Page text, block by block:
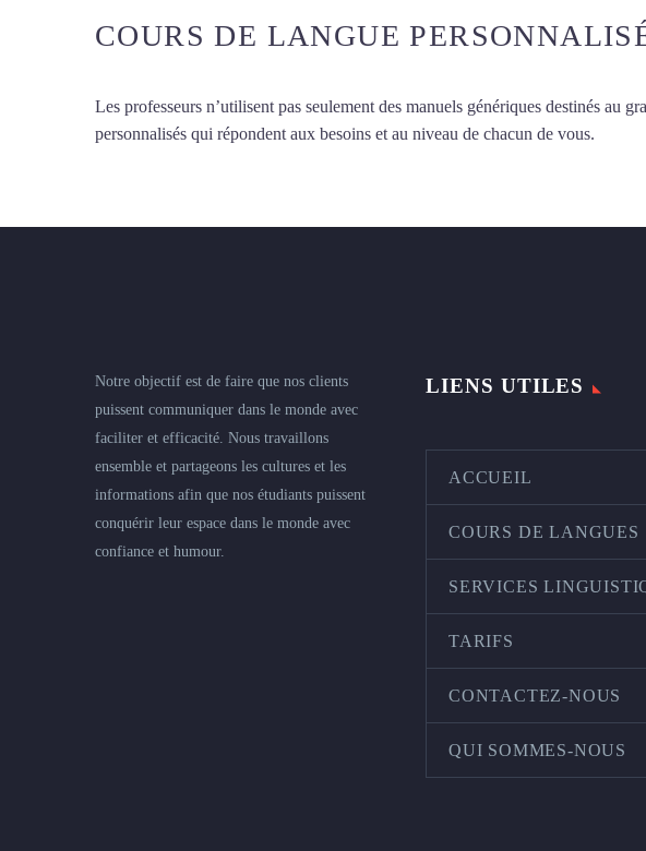
COURS DE LANGUE
Les professeurs n’utilisent pas seulement des manuels génériques destinés au
personnalisés qui répondent aux besoins et au niveau de chacun de vous.
Notre objectif est de faire que nos clients
puissent communiquer dans le monde avec
faciliter et efficacité. Nous travaillons
ensemble et partageons les cultures et les
informations afin que nos étudiants puissent
conquérir leur espace dans le monde avec
confiance et humour.
LIENS UTILES
ACCUEIL
COURS DE LANGUES
SERVICES
TARIFS
CONTACTEZ-NOUS
QUI SOMMES-NOUS